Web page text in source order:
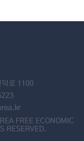
로 1100
FREE ECONOMIC
RESERVED.